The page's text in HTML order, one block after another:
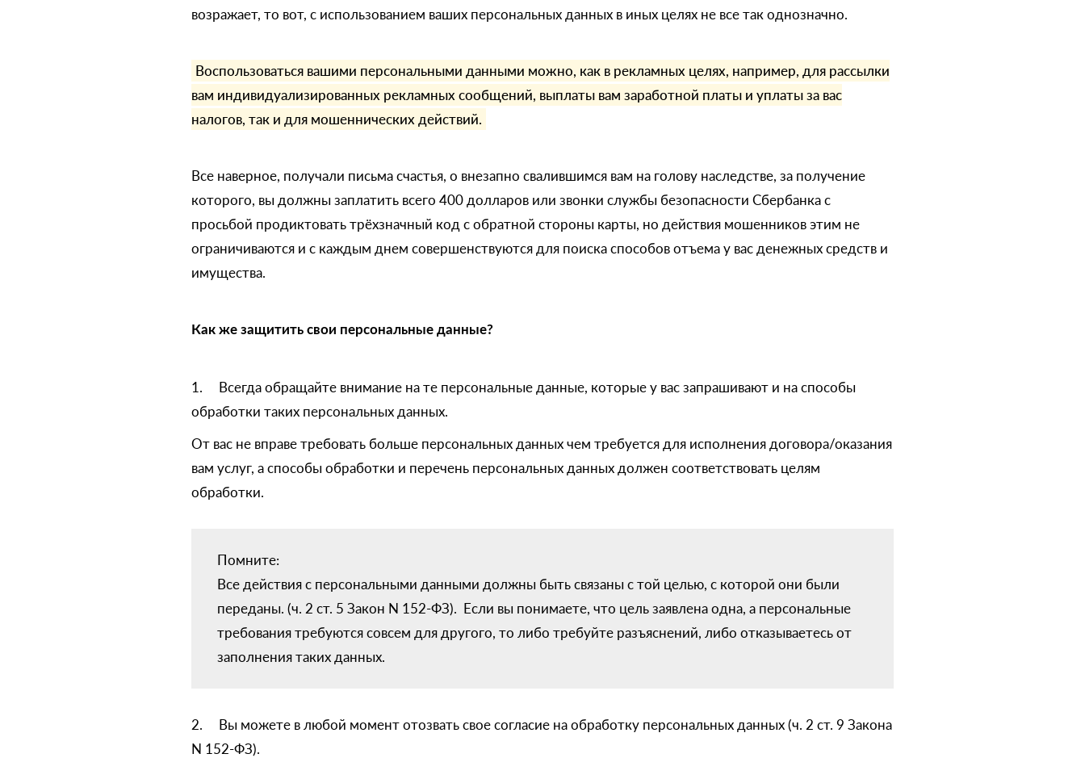
возражает, то вот, с использованием ваших персональных данных в иных целях не все так однозначно.
Воспользоваться вашими персональными данными можно, как в рекламных целях, например, для рассылки
вам индивидуализированных рекламных сообщений, выплаты вам заработной платы и уплаты за вас
налогов, так и для мошеннических действий.
Все наверное, получали письма счастья, о внезапно свалившимся вам на голову наследстве, за получение
которого, вы должны заплатить всего 400 долларов или звонки службы безопасности Сбербанка с
просьбой продиктовать трёхзначный код с обратной стороны карты, но действия мошенников этим не
ограничиваются и с каждым днем совершенствуются для поиска способов отъема у вас денежных средств и
имущества.
Как же защитить свои персональные данные?
1. Всегда обращайте внимание на те персональные данные, которые у вас запрашивают и на способы
обработки таких персональных данных.
От вас не вправе требовать больше персональных данных чем требуется для исполнения договора/оказания
вам услуг, а способы обработки и перечень персональных данных должен соответствовать целям
обработки.
Помните:
Все действия с персональными данными должны быть связаны с той целью, с которой они были
переданы. (ч. 2 ст. 5 Закон N 152-ФЗ). Если вы понимаете, что цель заявлена одна, а персональные
требования требуются совсем для другого, то либо требуйте разъяснений, либо отказываетесь от
заполнения таких данных.
2. Вы можете в любой момент отозвать свое согласие на обработку персональных данных (ч. 2 ст. 9 Закона
N 152-ФЗ).